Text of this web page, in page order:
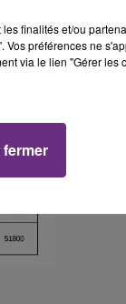
finalités et/ou
Vos préférences ne
via le lien "Gérer les